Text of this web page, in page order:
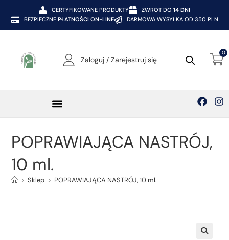
CERTYFIKOWANE PRODUKTY ZWROT DO 14 DNI
BEZPIECZNE PŁATNOŚCI ON-LINE DARMOWA WYSYŁKA OD 350 PLN
Zaloguj / Zarejestruj się
0
POPRAWIAJĄCA NASTRÓJ,
10 ml.
> Sklep > POPRAWIAJĄCA NASTRÓJ, 10 ml.